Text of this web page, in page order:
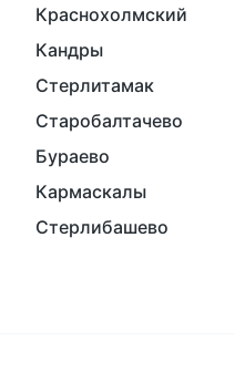
Краснохолмский
Кандры
Стерлитамак
Старобалтачево
Бураево
Кармаскалы
Стерлибашево